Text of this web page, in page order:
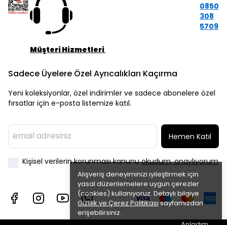
Alışveriş deneyiminizi iyileştirmek için
yasal düzenlemelere uygun çerezler
(cookies) kullanıyoruz. Detaylı bilgiye
Gizlilik ve Çerez Politikasısayfamızdan
erişebilirsiniz.
Müşteri Hizmetleri
0850
308
5709
Sadece Üyelere Özel Ayrıcalıkları Kaçırma
Yeni koleksiyonlar, özel indirimler ve sadece abonelere özel
fırsatlar için e-posta listemize katıl.
Hemen Katıl
Kişisel verilerin korunması kanunuokudum, onaylıyorum